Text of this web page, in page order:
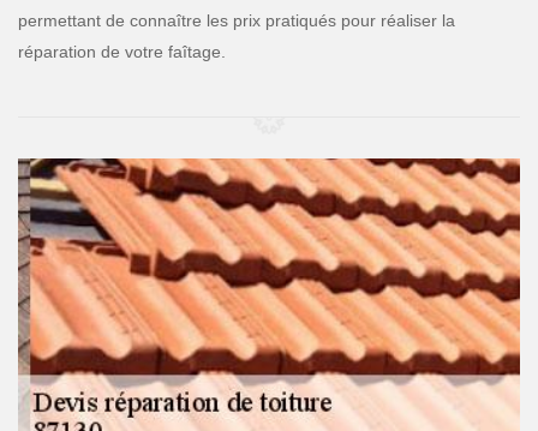
permettant de connaître les prix pratiqués pour réaliser la
réparation de votre faîtage.